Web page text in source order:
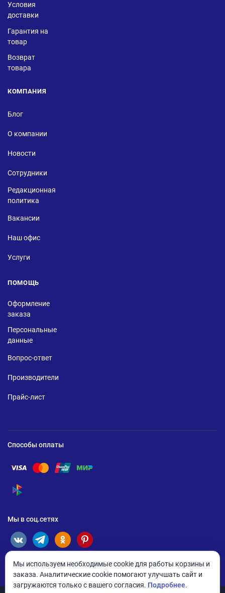
Условия
доставки
Гарантия на
товар
Возврат
товара
КОМПАНИЯ
Блог
О компании
Новости
Сотрудники
Редакционная
политика
Вакансии
Наш офис
Услуги
ПОМОЩЬ
Оформление
заказа
Персональные
данные
Вопрос-ответ
Производители
Прайс-лист
Способы оплаты
Помощь по оплате Visa
Помощь по оплате Mastercard
Помощь по оплате UnionPay
Помощь по оплате Мир
Помощь по оплате СБП
Мы в соц.сетях
Мы используем необходимые cookie для работы корзины и
заказа. Аналитические cookie помогают улучшать сайт и
загружаются только с вашего согласия. Подробнее.